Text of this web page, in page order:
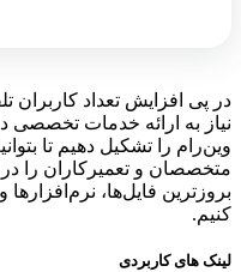
در پی افزایش تعداد
نیاز به ارائه خدمات تخصصی
وین‌رام را تشکیل دهیم تا
متخصصان و تعمیرکاران را در
بروزترین فایل‌ها،
کنیم.
لینک های کاربردی